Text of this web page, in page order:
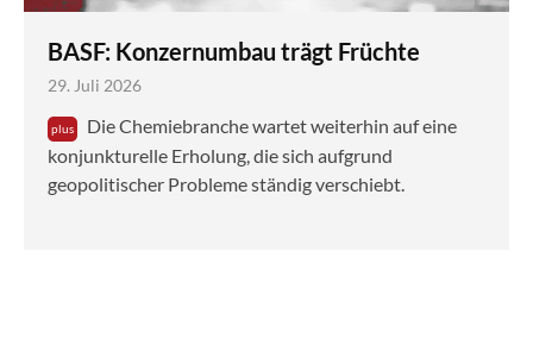
BASF: Konzernumbau trägt Früchte
29. Juli 2026
Die Chemiebranche wartet weiterhin auf eine
konjunkturelle Erholung, die sich aufgrund
geopolitischer Probleme ständig verschiebt.